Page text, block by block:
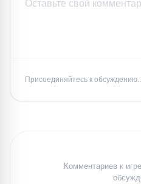
Присоединяйтесь к
Комментариев к